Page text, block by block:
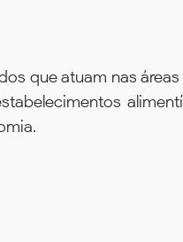
que atuam nas